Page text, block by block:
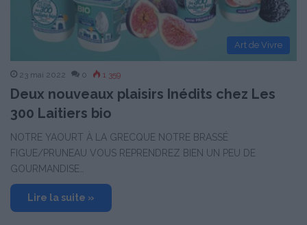
Art de Vivre
23 mai 2022 0 1 359
Deux nouveaux plaisirs Inédits chez Les
300 Laitiers bio
NOTRE YAOURT À LA GRECQUE NOTRE BRASSÉ
FIGUE/PRUNEAU VOUS REPRENDREZ BIEN UN PEU DE
GOURMANDISE…
Lire la suite »